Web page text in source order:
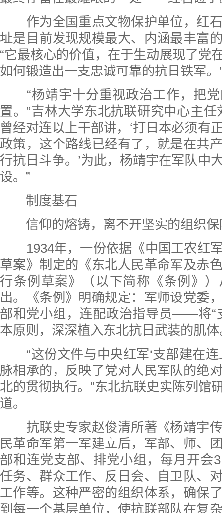
作为全国重点文物保护单位，红石
址是目前发现规模最大、内涵最丰富
“它最核心的价值，在于生动展现了党
如何锻造出一支忠诚可靠的抗日铁军
“杨靖宇十分重视政治工作，把党
置。”吉林大学东北抗联研究中心主任
曾经对连以上干部讲，‘打日本必须有
政策，这个路线已经有了，就是在共
行抗日斗争。’为此，杨靖宇在军队中
设。”
制度基石
信仰的熔铸，离不开坚实的组织保
1934年，一份依据《中国工农红
草案》制定的《东北人民革命军及赤
行条例草案》（以下简称《条例》
出。《条例》明确规定：军师设党委
部和党小组，连配政治指导员——将“
本原则，深深植入东北抗日武装的肌体
“这份文件与中央红军‘支部建在连
脉相承的，反映了党对人民军队的绝
北的贯彻执行。”东北抗联史实陈列馆
道。
抗联史专家赵俊清所著《杨靖宇传
民革命军第一军建立后，军部、师、
部和连党支部、排党小组，每月开会
任务、群众工作、反日会、自卫队、
工作等。这种严密的组织体系，确保
到每一个基层单位，使抗联部队在复